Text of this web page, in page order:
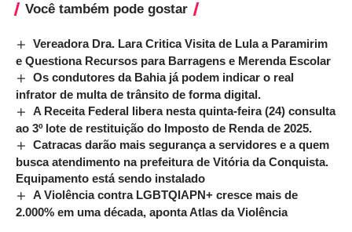
Você também pode gostar
Vereadora Dra. Lara Critica Visita de Lula a Paramirim
e Questiona Recursos para Barragens e Merenda Escolar
Os condutores da Bahia já podem indicar o real
infrator de multa de trânsito de forma digital.
A Receita Federal libera nesta quinta-feira (24) consulta
ao 3º lote de restituição do Imposto de Renda de 2025.
Catracas darão mais segurança a servidores e a quem
busca atendimento na prefeitura de Vitória da Conquista.
Equipamento está sendo instalado
A Violência contra LGBTQIAPN+ cresce mais de
2.000% em uma década, aponta Atlas da Violência